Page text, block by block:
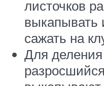
листочков
выкапывать
сажать на
Для деления